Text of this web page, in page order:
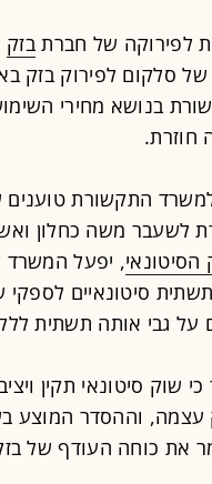
לפירוקה של חברת בזק
סלקום לפירוק בזק
בנושא מחירי
חוזרת.
התקשורת
לשעבר משה כחלון
הסיטונאי, יפעל המשרד
סיטונאיים
על גבי אותה תשתית
שוק סיטונאי תקין
וההסדר המוצע
את כוחה העודף של